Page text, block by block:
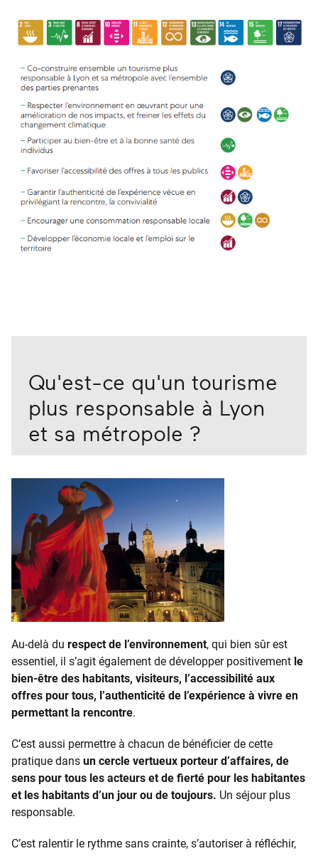
Qu'est-ce qu'un tourisme
plus responsable à Lyon
et sa métropole ?
Au-delà du respect de l’environnement, qui bien sûr est
essentiel, il s’agit également de développer positivement le
bien-être des habitants, visiteurs, l’accessibilité aux
offres pour tous, l’authenticité de l’expérience à vivre en
permettant la rencontre.
C’est aussi permettre à chacun de bénéficier de cette
pratique dans un cercle vertueux porteur d’affaires, de
sens pour tous les acteurs et de fierté pour les habitantes
et les habitants d’un jour ou de toujours. Un séjour plus
responsable.
C’est ralentir le rythme sans crainte, s’autoriser à réfléchir,